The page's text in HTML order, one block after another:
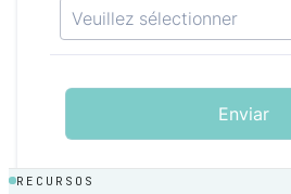
RECURSOS